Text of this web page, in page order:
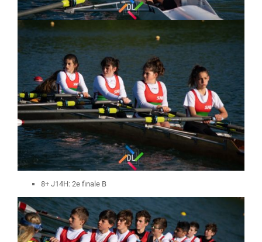
8+ J14H: 2e finale B